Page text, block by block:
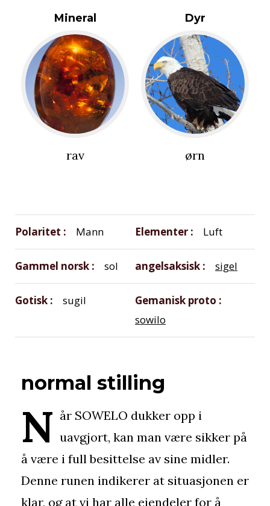
Mineral
rav
Dyr
ørn
Polaritet Mann Elementer Luft
Gammel norsk sol angelsaksisk sigel
Gotisk sugil
Gemanisk proto
sowilo
normal stilling
N år SOWELO dukker opp i
uavgjort, kan man være sikker på
å være i full besittelse av sine midler.
Denne runen indikerer at situasjonen er
klar, og at vi har alle eiendeler for å